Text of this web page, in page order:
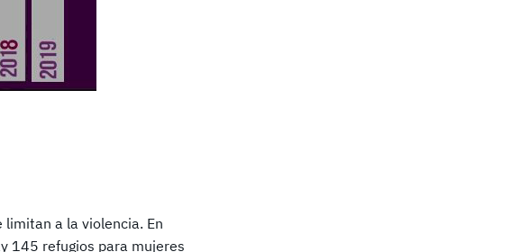
a la violencia. En
145 refugios para mujeres